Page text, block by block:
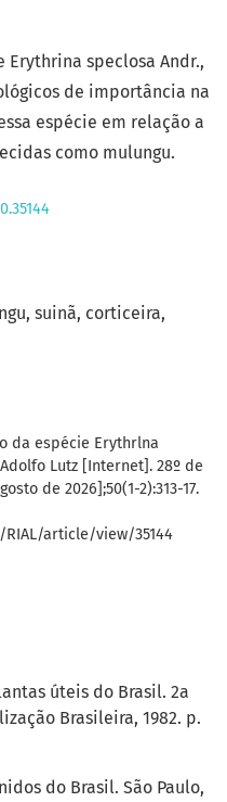
suinã corticeira
da espécie Erythrlna
Lutz [Internet]. 28º de
de 2026];50(1-2):313-17.
article/view/35144
Erythrina speclosa Andr.,
de importância na
espécie em relação a
como mulungu.
úteis do Brasil. 2a
Brasileira, 1982. p.
do Brasil. São Paulo,